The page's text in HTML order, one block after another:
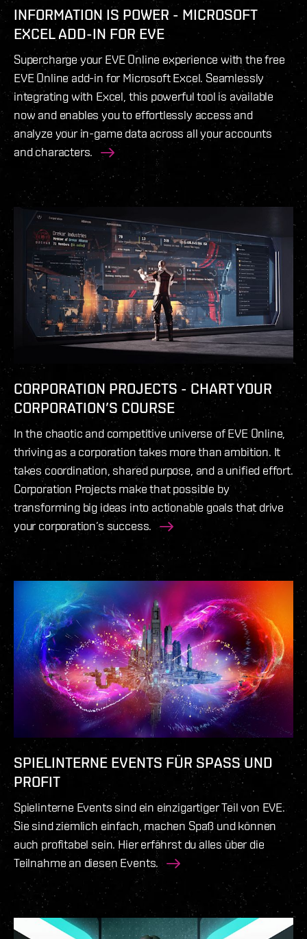
INFORMATION IS POWER - MICROSOFT
EXCEL ADD-IN FOR EVE
Supercharge your EVE Online experience with the free
EVE Online add-in for Microsoft Excel. Seamlessly
integrating with Excel, this powerful tool is available
now and enables you to effortlessly access and
analyze your in-game data across all your accounts
and characters.
CORPORATION PROJECTS - CHART YOUR
CORPORATION’S COURSE
In the chaotic and competitive universe of EVE Online,
thriving as a corporation takes more than ambition. It
takes coordination, shared purpose, and a unified effort.
Corporation Projects make that possible by
transforming big ideas into actionable goals that drive
your corporation’s success.
SPIELINTERNE EVENTS FÜR SPASS UND P
ROFIT
Spielinterne Events sind ein einzigartiger Teil von EVE.
Sie sind ziemlich einfach, machen Spaß und können
auch profitabel sein. Hier erfährst du alles über die
Teilnahme an diesen Events.